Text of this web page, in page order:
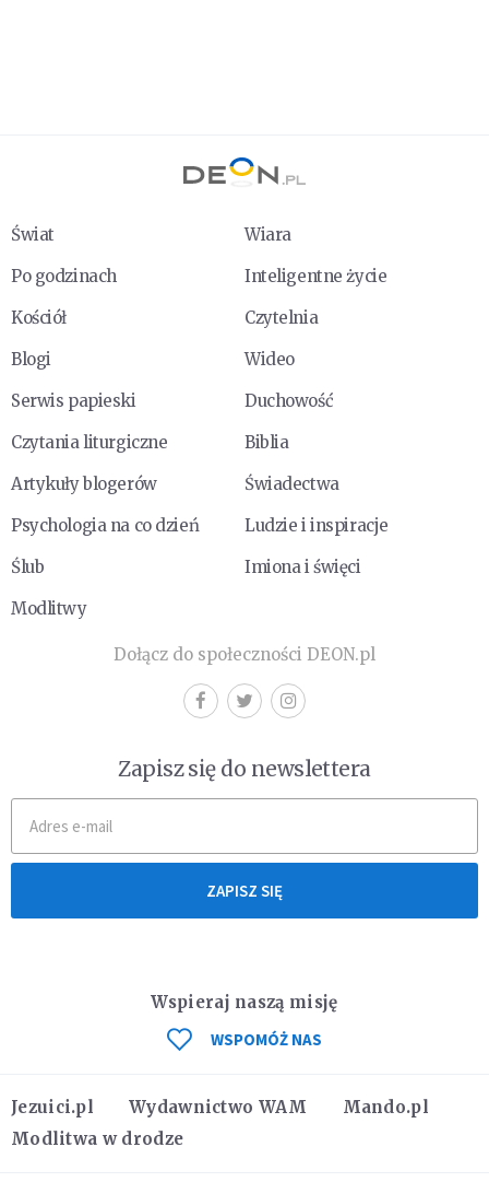
Świat
Wiara
Po godzinach
Inteligentne życie
Kościół
Czytelnia
Blogi
Wideo
Serwis papieski
Duchowość
Czytania liturgiczne
Biblia
Artykuły blogerów
Świadectwa
Psychologia na co dzień
Ludzie i inspiracje
Ślub
Imiona i święci
Modlitwy
Dołącz do społeczności DEON.pl
Zapisz się do newslettera
ZAPISZ SIĘ
Jezuici.pl Wydawnictwo WAM
Mando.pl
Modlitwa w drodze
Wspieraj naszą misję
WSPOMÓŻ NAS